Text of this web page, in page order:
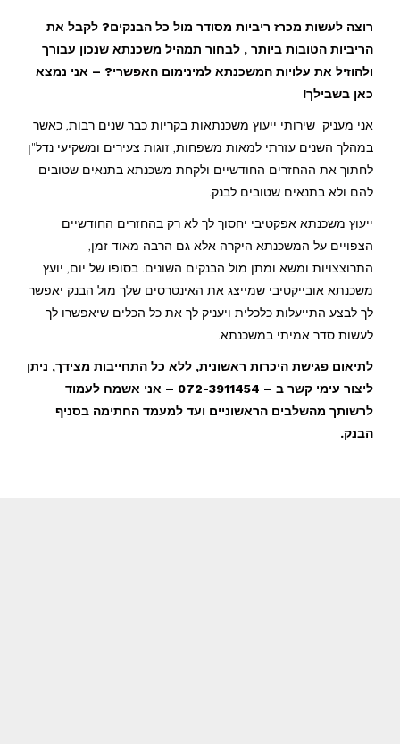
רוצה לעשות מכרז ריביות מסודר מול כל הבנקים? לקבל את
הריביות הטובות ביותר , לבחור תמהיל משכנתא שנכון עבורך
ולהוזיל את עלויות המשכנתא למינימום האפשרי? – אני נמצא
כאן בשבילך!
אני מעניק שירותי ייעוץ משכנתאות בקריות כבר שנים רבות, כאשר
במהלך השנים עזרתי למאות משפחות, זוגות צעירים ומשקיעי נדל"ן
לחתוך את ההחזרים החודשיים ולקחת משכנתא בתנאים שטובים
להם ולא בתנאים שטובים לבנק.
ייעוץ משכנתא אפקטיבי יחסוך לך לא רק בהחזרים החודשיים
הצפויים על המשכנתא היקרה אלא גם הרבה מאוד זמן,
התרוצצויות ומשא ומתן מול הבנקים השונים. בסופו של יום, יועץ
משכנתא אובייקטיבי שמייצג את האינטרסים שלך מול הבנק יאפשר
לך לבצע התייעלות כלכלית ויעניק לך את כל הכלים שיאפשרו לך
לעשות סדר אמיתי במשכנתא.
לתיאום פגישת היכרות ראשונית, ללא כל התחייבות מצידך, ניתן
ליצור עימי קשר ב – 072-3911454 – אני אשמח לעמוד
לרשותך מהשלבים הראשוניים ועד למעמד החתימה בסניף
הבנק.